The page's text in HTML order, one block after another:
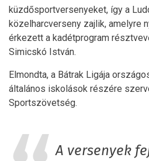
küzdősportversenyeket, így a
közelharcverseny zajlik, amelyre
érkezett a kadétprogram
Simicskó István.
Elmondta, a Bátrak Ligája
általános iskolások részére
Sportszövetség.
A versenyek